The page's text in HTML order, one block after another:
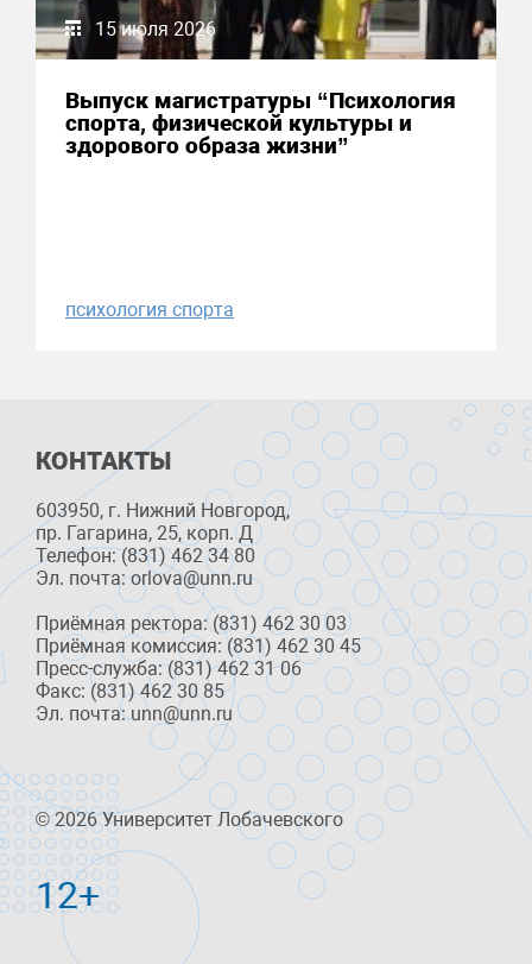
15 июля 2026
Выпуск магистратуры “Психология
спорта, физической культуры и
здорового образа жизни”
психология спорта
КОНТАКТЫ
603950, г. Нижний Новгород,
пр. Гагарина, 25, корп. Д
Телефон: (831) 462 34 80
Эл. почта: orlova@unn.ru
Приёмная ректора: (831) 462 30 03
Приёмная комиссия: (831) 462 30 45
Пресс-служба: (831) 462 31 06
Факс: (831) 462 30 85
Эл. почта: unn@unn.ru
© 2026 Университет Лобачевского
12+